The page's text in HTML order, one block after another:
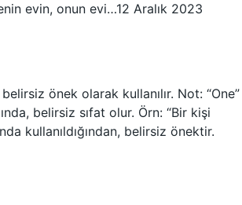
evin, onun evi…12 Aralık 2023
önek olarak kullanılır. Not: “One”
belirsiz sıfat olur. Örn: “Bir kişi
kullanıldığından, belirsiz önektir.